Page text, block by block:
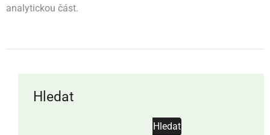
Hledat
Hledat
analytickou část.